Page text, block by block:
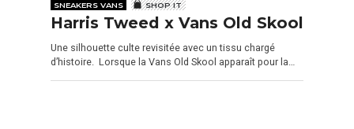
SNEAKERS VANS SHOP IT
Harris Tweed x Vans Old Skool
Une silhouette culte revisitée avec un tissu chargé
d’histoire. Lorsque la Vans Old Skool apparaît pour la…